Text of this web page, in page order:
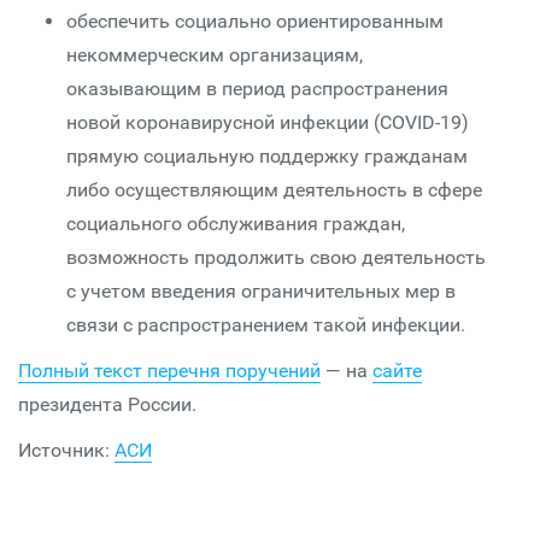
обеспечить социально ориентированным
некоммерческим организациям,
оказывающим в период распространения
новой коронавирусной инфекции (COVID-19)
прямую социальную поддержку гражданам
либо осуществляющим деятельность в сфере
социального обслуживания граждан,
возможность продолжить свою деятельность
с учетом введения ограничительных мер в
связи с распространением такой инфекции.
Полный текст перечня поручений — на сайте
президента России.
Источник: АСИ